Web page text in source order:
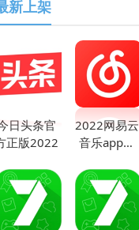
新上架
日头条官
正版2022
2022网易云
音乐app官